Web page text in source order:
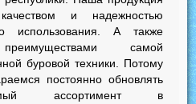
и надежностью
использования. А также
самой
буровой техники. Потому
постоянно обновлять
ассортимент в